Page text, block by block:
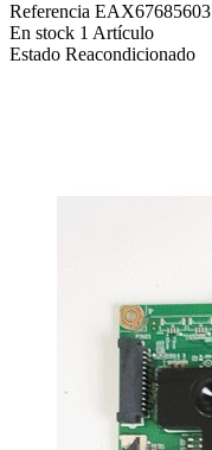
Referencia EAX67685603
En stock 1 Artículo
Estado Reacondicionado